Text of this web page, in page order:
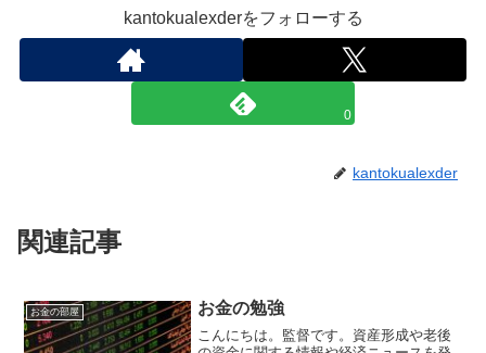
kantokualexderをフォローする
0
kantokualexder
関連記事
お金の部屋 お金の勉強
こんにちは。監督です。資産形成や老後